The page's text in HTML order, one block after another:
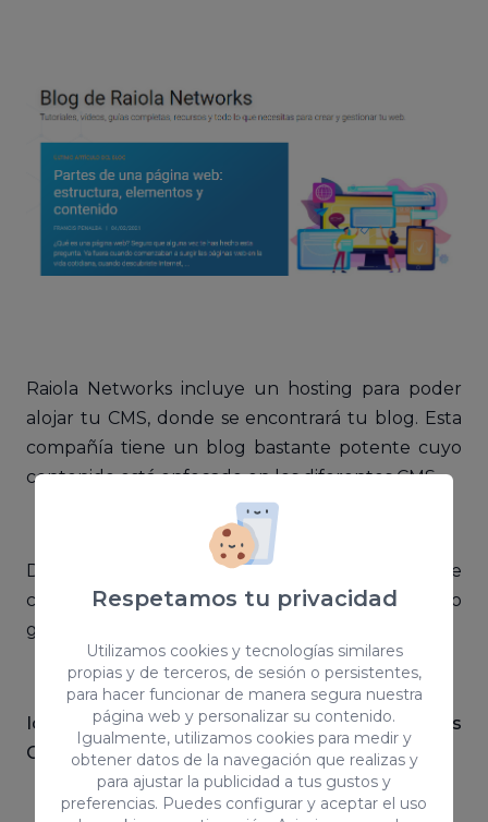
Respetamos tu privacidad
Utilizamos cookies y tecnologías similares
propias y de terceros, de sesión o persistentes,
para hacer funcionar de manera segura nuestra
página web y personalizar su contenido.
Igualmente, utilizamos cookies para medir y
obtener datos de la navegación que realizas y
para ajustar la publicidad a tus gustos y
preferencias. Puedes configurar y aceptar el uso
Raiola Networks incluye un hosting para poder
alojar tu CMS, donde se encontrará tu blog. Esta
compañía tiene un blog bastante potente cuyo
contenido está enfocado en los diferentes CMS.
De tal modo, podrás encontrar artículos sobre
cómo
sacarle potencial a Wordpressasí como
guías sobre distintos
Ideal para comprender el funcionamiento de los
CMS
y aprovechar al máximo sus posibilidades.